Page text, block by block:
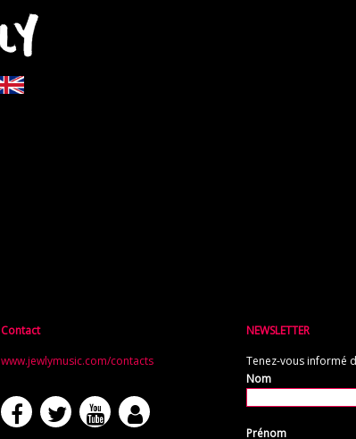
Contact
www.jewlymusic.com/contacts
NEWSLETTER
Tenez-vous informé
Nom
Prénom